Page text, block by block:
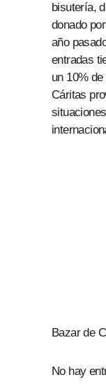
bisutería,
donado
año
entradas
un 10%
Cáritas
Bazar de
No hay